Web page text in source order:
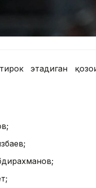
этадиган